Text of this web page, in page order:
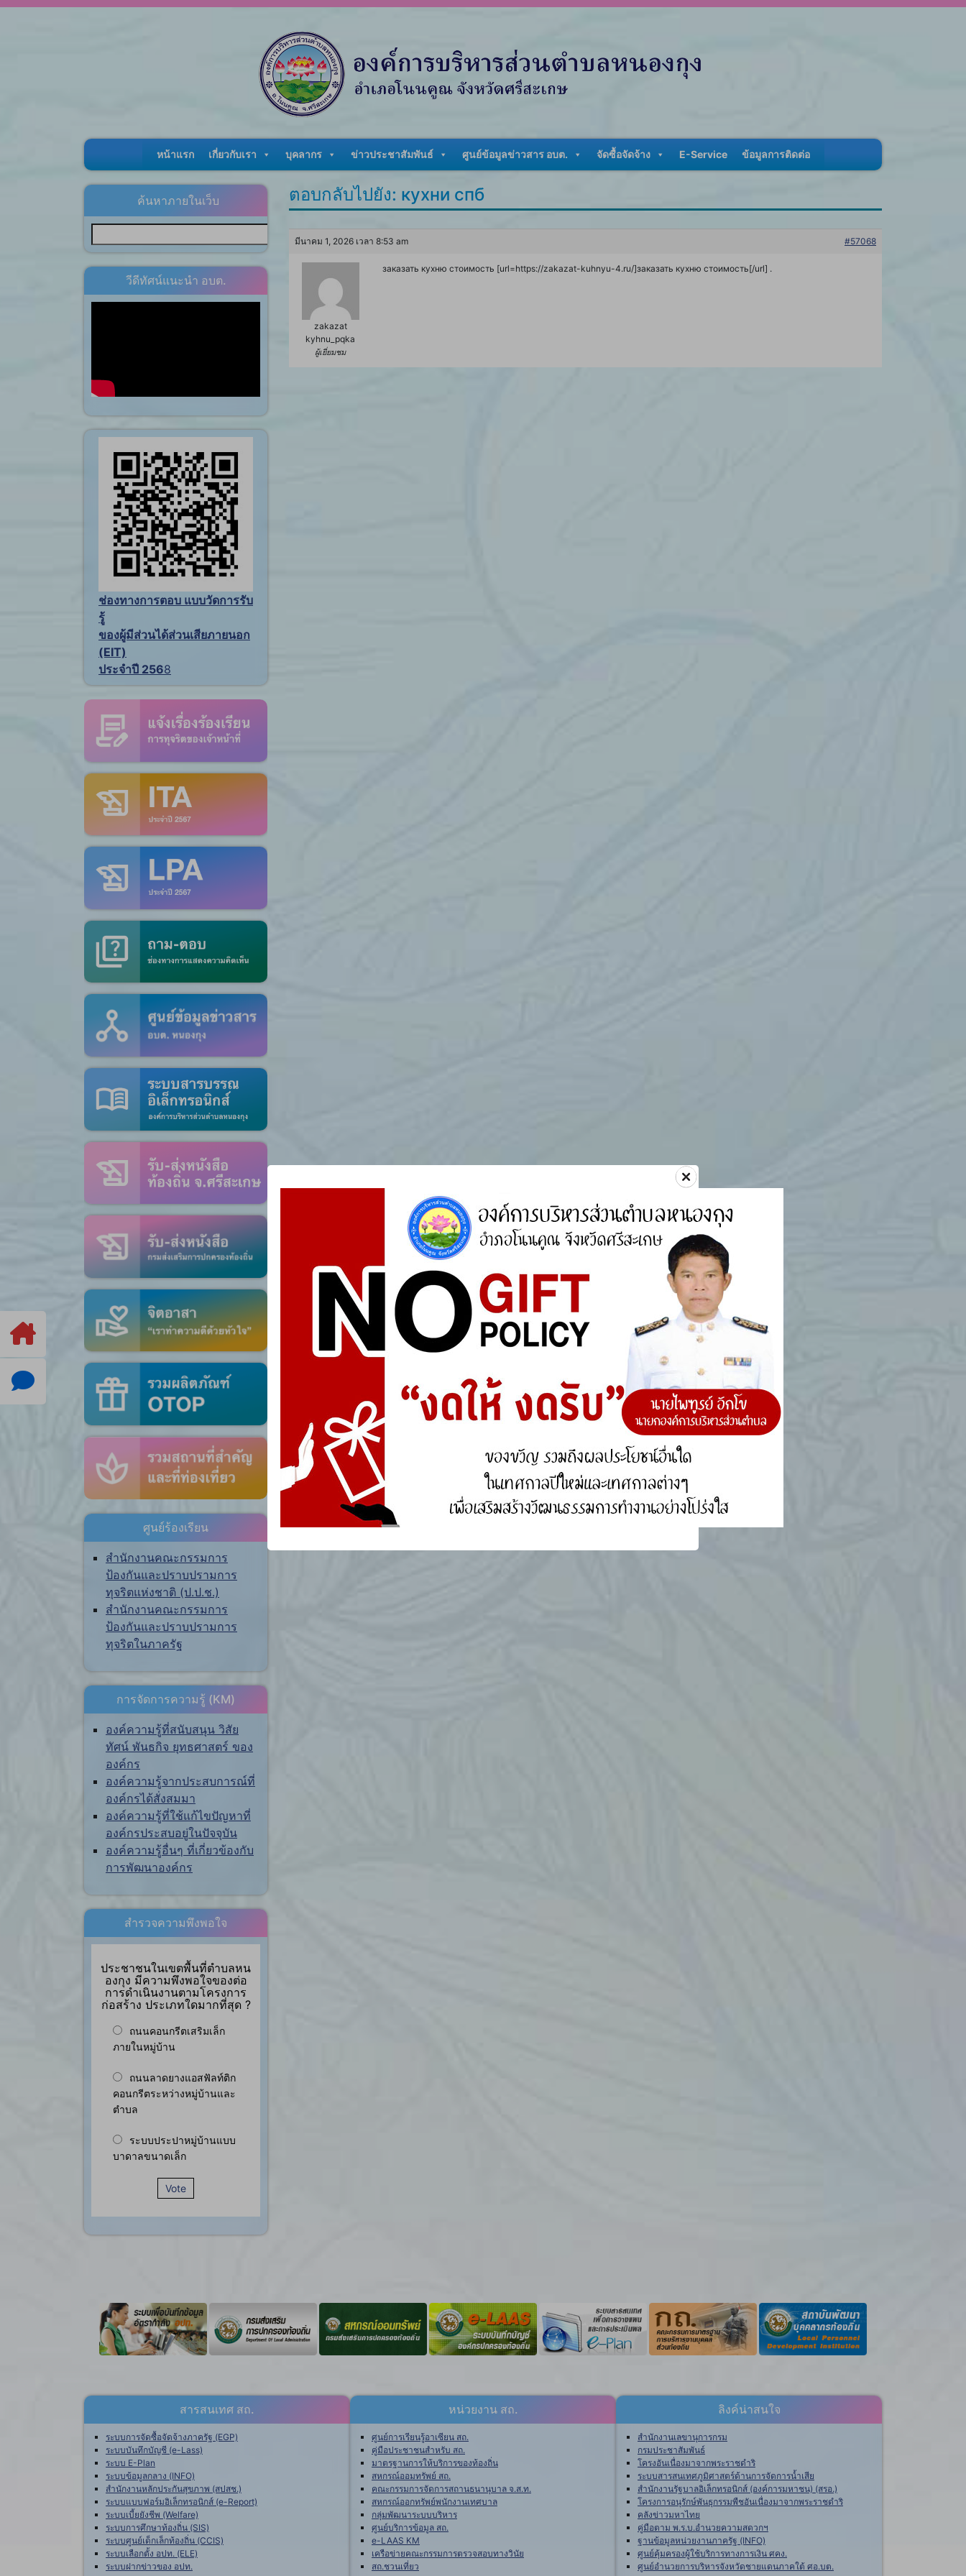
หน้าแรก เกี่ยวกับเรา บุคลากร ข่าวประชาสัมพันธ์ ศูนย์ข้อมูลข่าวสาร อบต. จัดซื้อจัดจ้าง E-Service ข้อมูลการติดต่อ
ค้นหาภายในเว็บ
วีดีทัศน์แนะนำ อบต.
ช่องทางการตอบ แบบวัดการรับ
รู้
ของผู้มีส่วนได้ส่วนเสียภายนอก
(EIT)
ประจำปี 2568
ศูนย์ร้องเรียน
สำนักงานคณะกรรมการ
ป้องกันและปราบปรามการ
ทุจริตแห่งชาติ (ป.ป.ช.)
สำนักงานคณะกรรมการ
ป้องกันและปราบปรามการ
ทุจริตในภาครัฐ
การจัดการความรู้ (KM)
องค์ความรู้ที่สนับสนุน วิสัย
ทัศน์ พันธกิจ ยุทธศาสตร์ ของ
องค์กร
องค์ความรู้จากประสบการณ์ที่
องค์กรได้สั่งสมมา
องค์ความรู้ที่ใช้แก้ไขปัญหาที่
องค์กรประสบอยู่ในปัจจุบัน
องค์ความรู้อื่นๆ ที่เกี่ยวข้องกับ
การพัฒนาองค์กร
สำรวจความพึงพอใจ
ประชาชนในเขตพื้นที่ตำบลหน
องกุง มีความพึงพอใจของต่อ
การดำเนินงานตามโครงการ
ก่อสร้าง ประเภทใดมากที่สุด ?
ถนนคอนกรีตเสริมเล็ก
ภายในหมู่บ้าน
ถนนลาดยางแอสฟัลท์ติก
คอนกรีตระหว่างหมู่บ้านและ
ตำบล
ระบบประปาหมู่บ้านแบบ
บาดาลขนาดเล็ก
Vote
ตอบกลับไปยัง: кухни спб
มีนาคม 1, 2026 เวลา 8:53 am #57068
zakazat
kyhnu_pqka
ผู้เยี่ยมชม
заказать кухню стоимость [url=https://zakazat-kuhnyu-4.ru/]заказать кухню стоимость[/url] .
สารสนเทศ สถ.
ระบบการจัดซื้อจัดจ้างภาครัฐ (EGP)
ระบบบันทึกบัญชี (e-Lass)
ระบบ E-Plan
ระบบข้อมูลกลาง (INFO)
สำนักงานหลักประกันสุขภาพ (สปสช.)
ระบบแบบฟอร์มอิเล็กทรอนิกส์ (e-Report)
ระบบเบี้ยยังชีพ (Welfare)
ระบบการศึกษาท้องถิ่น (SIS)
ระบบศูนย์เด็กเล็กท้องถิ่น (CCIS)
ระบบเลือกตั้ง อปท. (ELE)
ระบบฝากข่าวของ อปท.
หน่วยงาน สถ.
ศูนย์การเรียนรู้อาเซียน สถ.
คู่มือประชาชนสำหรับ สถ.
มาตรฐานการให้บริการของท้องถิ่น
สหกรณ์ออมทรัพย์ สถ.
คณะกรรมการจัดการสถานธนานุบาล จ.ส.ท.
สหกรณ์ออกทรัพย์พนักงานเทศบาล
กลุ่มพัฒนาระบบบริหาร
ศูนย์บริการข้อมูล สถ.
e-LAAS KM
เครือข่ายคณะกรรมการตรวจสอบทางวินัย
สถ.ชวนเที่ยว
ลิงค์น่าสนใจ
สำนักงานเลขานุการกรม
กรมประชาสัมพันธ์
โครงอันเนื่องมาจากพระราชดำริ
ระบบสารสนเทศภูมิศาสตร์ด้านการจัดการน้ำเสีย
สำนักงานรัฐบาลอิเล็กทรอนิกส์ (องค์การมหาชน) (สรอ.)
โครงการอนุรักษ์พันธุกรรมพืชอันเนื่องมาจากพระราชดำริ
คลังข่าวมหาไทย
คู่มือตาม พ.ร.บ.อำนวยความสดวกฯ
ฐานข้อมูลหน่วยงานภาครัฐ (INFO)
ศูนย์คุ้มครองผู้ใช้บริการทางการเงิน ศคง.
ศูนย์อำนวยการบริหารจังหวัดชายแดนภาคใต้ ศอ.บต.